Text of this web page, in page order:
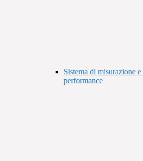
Sistema di misurazione
performance